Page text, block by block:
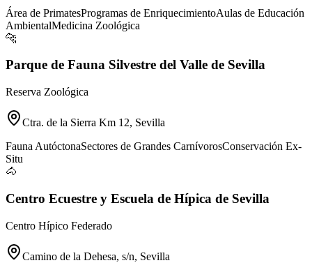
Área de PrimatesProgramas de EnriquecimientoAulas de Educación
AmbientalMedicina Zoológica
🐆
Parque de Fauna Silvestre del Valle de Sevilla
Reserva Zoológica
Ctra. de la Sierra Km 12, Sevilla
Fauna AutóctonaSectores de Grandes CarnívorosConservación Ex-
Situ
🐴
Centro Ecuestre y Escuela de Hípica de Sevilla
Centro Hípico Federado
Camino de la Dehesa, s/n, Sevilla